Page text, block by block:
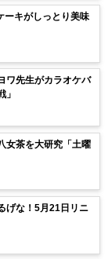
ーキがしっとり美味
ワ先生がカラオケバ
」
女茶を大研究「土曜
げな！5月21日リニ